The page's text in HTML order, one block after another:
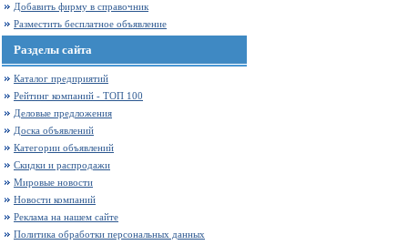
Добавить фирму в справочник
Разместить бесплатное объявление
Разделы сайта
Каталог предприятий
Рейтинг компаний - ТОП 100
Деловые предложения
Доска объявлений
Категории объявлений
Скидки и распродажи
Мировые новости
Новости компаний
Реклама на нашем сайте
Политика обработки персональных данных